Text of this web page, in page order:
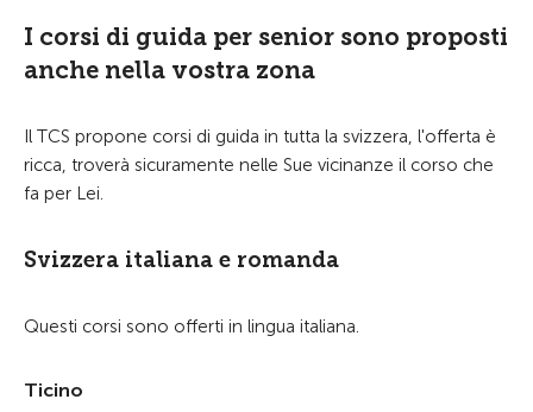
I corsi di guida per senior sono proposti
anche nella vostra zona
Il TCS propone corsi di guida in tutta la svizzera, l'offerta è
ricca, troverà sicuramente nelle Sue vicinanze il corso che
fa per Lei.
Svizzera italiana e romanda
Questi corsi sono offerti in lingua italiana.
Ticino